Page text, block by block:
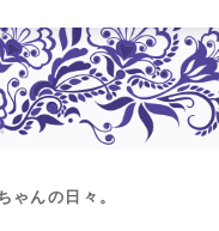
ゃんの日々。